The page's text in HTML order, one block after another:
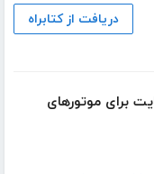
دریافت از کتابراه
برای موتورهای